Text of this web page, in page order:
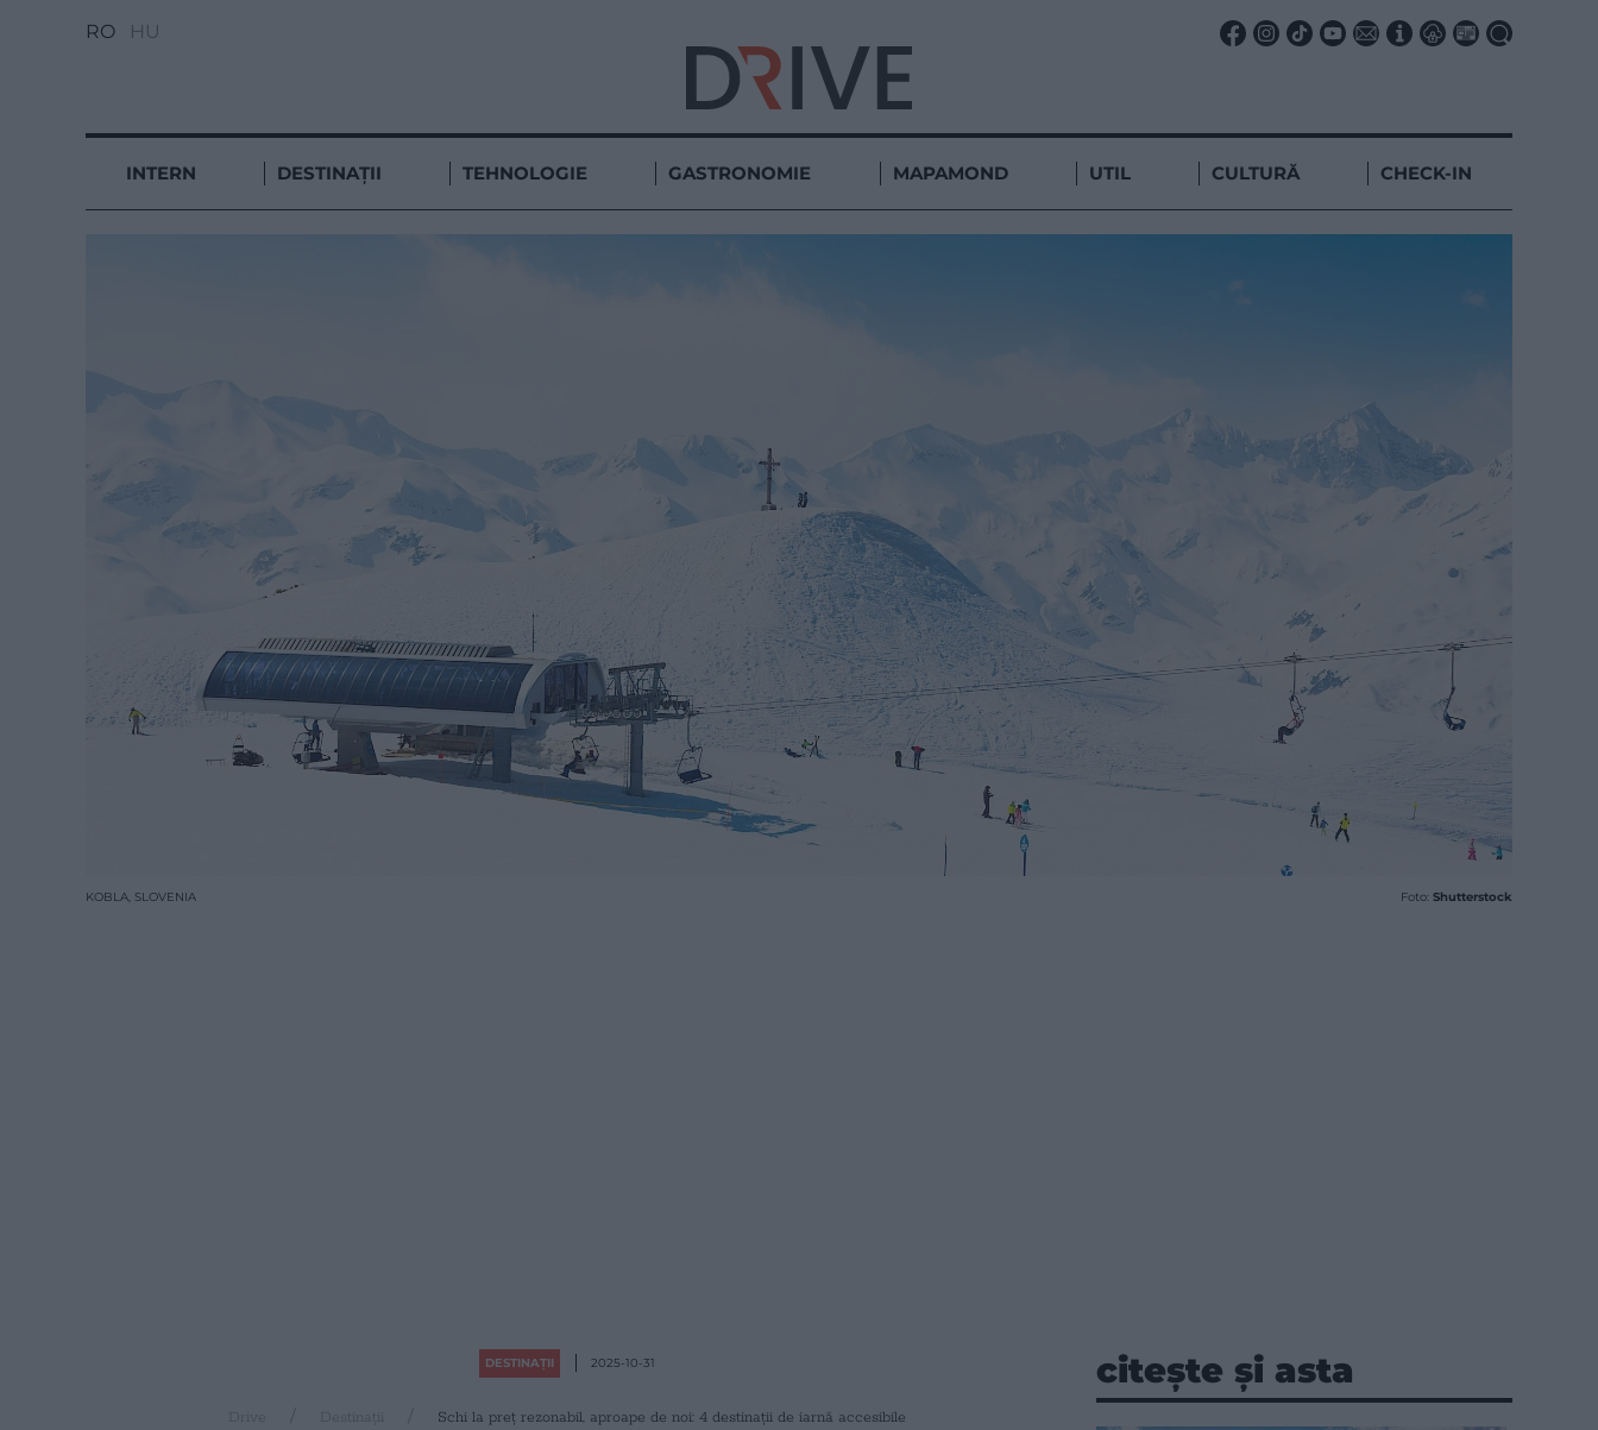
RO HU
INTERN DESTINAȚII TEHNOLOGIE GASTRONOMIE MAPAMOND UTIL CULTURĂ CHECK-IN
KOBLA, SLOVENIA Foto: Shutterstock
DESTINAȚII 2025-10-31
Drive Schi la preț rezonabil, aproape de noi: 4 destinații de iarnă accesibile
citește și asta